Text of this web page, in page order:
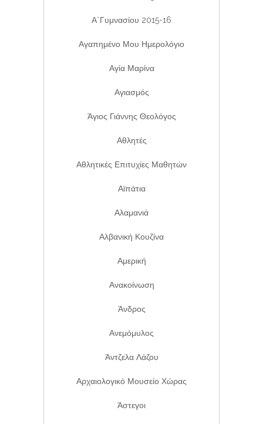
Α΄Γυμνασίου 2015-16
Αγαπημένο Μου Ημερολόγιο
Αγία Μαρίνα
Αγιασμός
Άγιος Γιάννης Θεολόγος
Αθλητές
Αθλητικές Επιτυχίες Μαθητών
Αϊπάτια
Αλαμανιά
Αλβανική Κουζίνα
Αμερική
Ανακοίνωση
Άνδρος
Ανεμόμυλος
Άντζελα Λάζου
Αρχαιολογικό Μουσείο Χώρας
Άστεγοι